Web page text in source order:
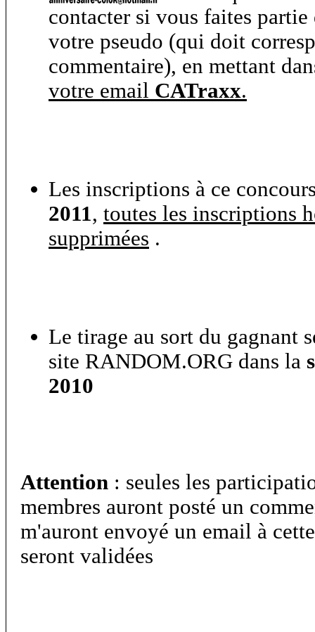
contacter si vous faites partie
votre pseudo (qui doit
commentaire), en mettant
votre email CATraxx.
Les inscriptions à ce
2011, toutes les inscriptions
supprimées .
Le tirage au sort du gagnant
site RANDOM.ORG dans la
2010
Attention : seules les
membres auront posté un
m'auront envoyé un email à
seront validées